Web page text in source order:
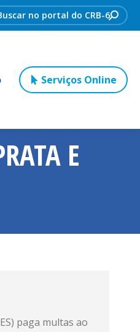
Serviços Online
E
paga multas ao